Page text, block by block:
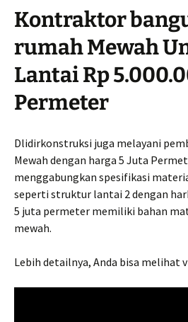
Kontraktor
rumah Mewah
Lantai Rp
Permeter
Dlidirkonstruksi juga melayani
Mewah dengan harga 5 Juta
menggabungkan spesifikasi
seperti struktur lantai 2 dengan
5 juta permeter memiliki bahan
mewah.
Lebih detailnya, Anda bisa melihat